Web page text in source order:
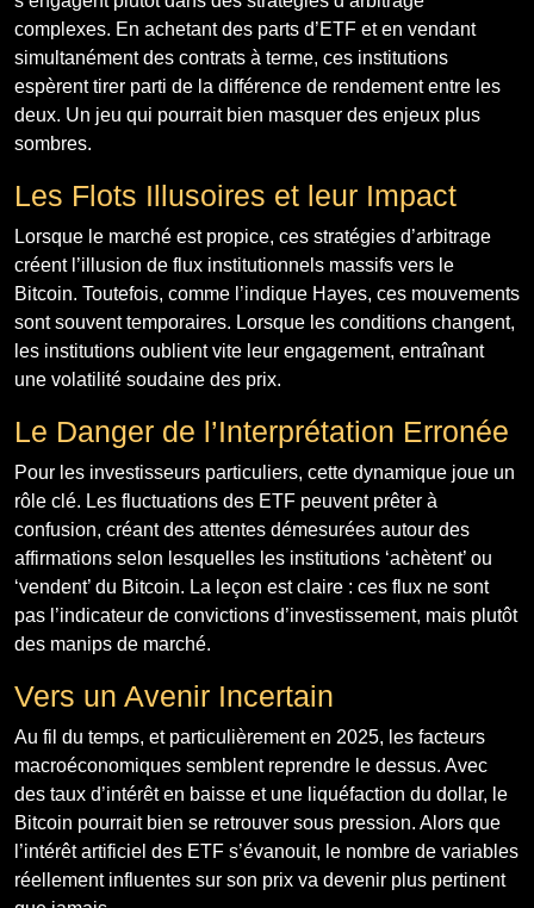
complexes. En achetant des parts d’ETF et en vendant
simultanément des contrats à terme, ces institutions
espèrent tirer parti de la différence de rendement entre les
deux. Un jeu qui pourrait bien masquer des enjeux plus
sombres.
Les Flots Illusoires et leur Impact
Lorsque le marché est propice, ces stratégies d’arbitrage
créent l’illusion de flux institutionnels massifs vers le
Bitcoin. Toutefois, comme l’indique Hayes, ces mouvements
sont souvent temporaires. Lorsque les conditions changent,
les institutions oublient vite leur engagement, entraînant
une volatilité soudaine des prix.
Le Danger de l’Interprétation Erronée
Pour les investisseurs particuliers, cette dynamique joue un
rôle clé. Les fluctuations des ETF peuvent prêter à
confusion, créant des attentes démesurées autour des
affirmations selon lesquelles les institutions ‘achètent’ ou
‘vendent’ du Bitcoin. La leçon est claire : ces flux ne sont
pas l’indicateur de convictions d’investissement, mais plutôt
des manips de marché.
Vers un Avenir Incertain
Au fil du temps, et particulièrement en 2025, les facteurs
macroéconomiques semblent reprendre le dessus. Avec
des taux d’intérêt en baisse et une liquéfaction du dollar, le
Bitcoin pourrait bien se retrouver sous pression. Alors que
l’intérêt artificiel des ETF s’évanouit, le nombre de variables
réellement influentes sur son prix va devenir plus pertinent